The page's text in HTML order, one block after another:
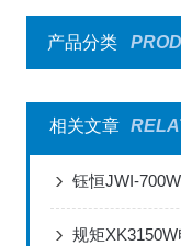
产品分类
相关文章
钰恒JWI-
规矩